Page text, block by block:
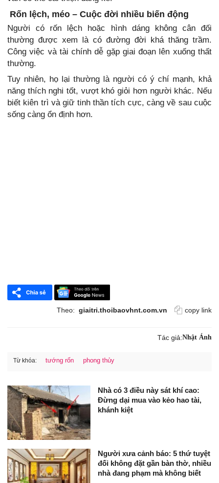
Rốn lệch, méo – Cuộc đời nhiều biến động
Người có rốn lệch hoặc hình dáng không cân đối
thường được xem là có đường đời khá thăng trầm.
Công việc và tài chính dễ gặp giai đoạn lên xuống thất
thường.
Tuy nhiên, họ lại thường là người có ý chí mạnh, khả
năng thích nghi tốt, vượt khó giỏi hơn người khác. Nếu
biết kiên trì và giữ tinh thần tích cực, càng về sau cuộc
sống càng ổn định hơn.
Theo: giaitri.thoibaovhnt.com.vn copy link
Tác giả:Nhật Ánh
Từ khóa: tướng rốn phong thủy
Nhà có 3 điều này sát khí cao:
Đừng dại mua vào kẻo hao tài,
khánh kiệt
Người xưa cảnh báo: 5 thứ tuyệt
đối không đặt gần bàn thờ, nhiều
nhà đang phạm mà không biết